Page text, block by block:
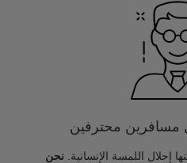
مسافرين محترفين
إحلال اللمسة الإنسانية. نحن